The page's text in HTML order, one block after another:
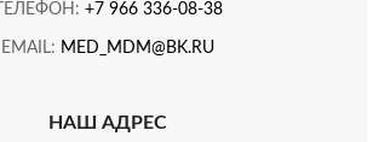
ТЕЛЕФОН: +7 966 336-08-38
EMAIL: MED_MDM@BK.RU
НАШ АДРЕС